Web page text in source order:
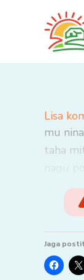
Lisa
mu
taha
Jaga